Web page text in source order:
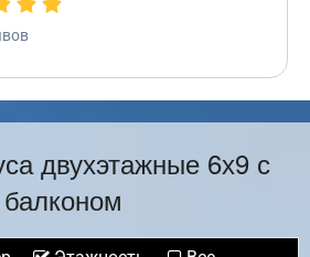
двухэтажные 6х9 с
балконом